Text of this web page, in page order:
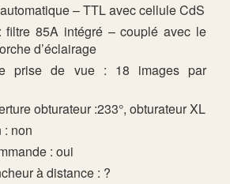
– TTL avec cellule CdS
filtre 85A intégré – couplé avec le
d’éclairage
prise de vue : 18 images par
obturateur :233°, obturateur XL
: non
: oui
à distance : ?